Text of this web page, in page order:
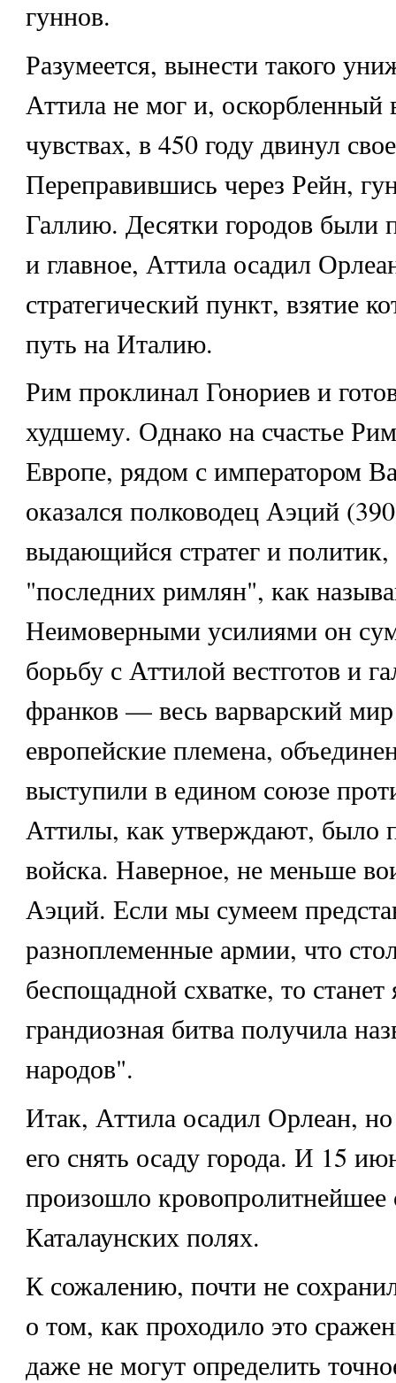
гуннов.
Разумеется, вынести такого
Аттила не мог и,
чувствах, в 450 году двинул
Переправившись через Рейн,
Галлию. Десятки городов были
и главное, Аттила осадил
стратегический пункт, взятие
путь на Италию.
Рим проклинал Гонориев и
худшему. Однако на счастье
Европе, рядом с императором
оказался полководец Аэций
выдающийся стратег и
"последних римлян", как
Неимоверными усилиями он
борьбу с Аттилой вестготов и
франков — весь варварский
европейские племена,
выступили в едином союзе
Аттилы, как утверждают, было
войска. Наверное, не меньше
Аэций. Если мы сумеем
разноплеменные армии, что
беспощадной схватке, то
грандиозная битва получила
народов".
Итак, Аттила осадил Орлеан,
его снять осаду города. И 15
произошло кровопролитнейшее
Каталаунских полях.
К сожалению, почти не
о том, как проходило это
даже не могут определить